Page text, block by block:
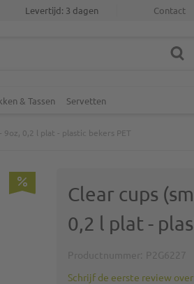
Contact
Levertijd: 3 dagen
SluitZOEK
& Tassen Servetten
0,2 l plat - plastic bekers PET
Clear cups
0,2 l plat -
Schrijf de eerste review